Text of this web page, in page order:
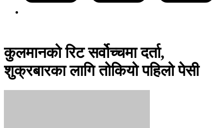
कुलमानको रिट सर्वोच्चमा दर्ता,
शुक्रबारका लागि तोकियो पहिलो पेसी